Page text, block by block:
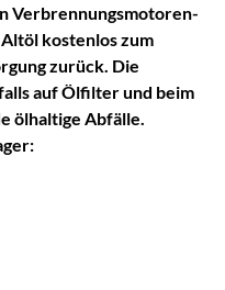
Verbrennungsmotoren-
kostenlos zum
zurück. Die
auf Ölfilter und beim
ölhaltige Abfälle.